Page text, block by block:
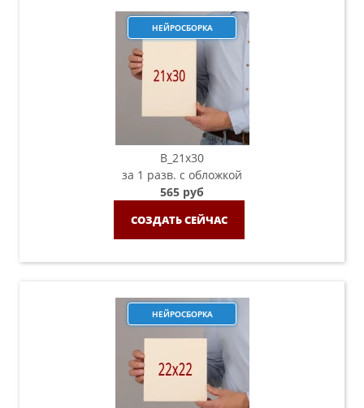
НЕЙРОСБОРКА
B_21х30
за 1 разв. с обложкой
565 руб
СОЗДАТЬ СЕЙЧАС
НЕЙРОСБОРКА